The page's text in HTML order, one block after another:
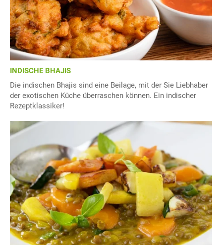
INDISCHE BHAJIS
Die indischen Bhajis sind eine Beilage, mit der Sie Liebhaber
der exotischen Küche überraschen können. Ein indischer
Rezeptklassiker!